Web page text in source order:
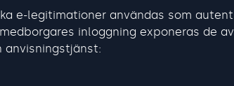
e-legitimationer användas som
inloggning exponeras de
anvisningstjänst: